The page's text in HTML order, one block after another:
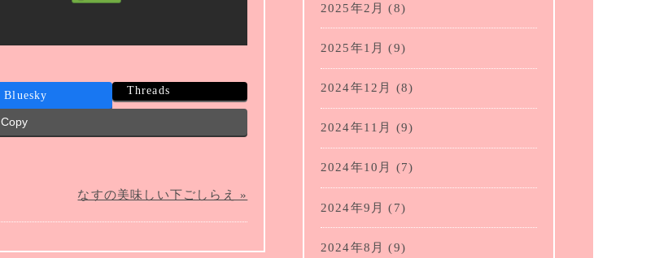
Bluesky Threads
Copy
なすの美味しい下ごしらえ »
2025年2月 (8)
2025年1月 (9)
2024年12月 (8)
2024年11月 (9)
2024年10月 (7)
2024年9月 (7)
2024年8月 (9)